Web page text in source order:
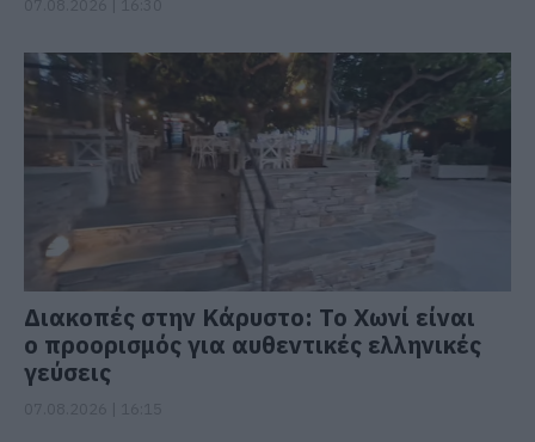
Διακοπές στην Κάρυστο: Το Χωνί είναι
ο προορισμός για αυθεντικές ελληνικές
γεύσεις